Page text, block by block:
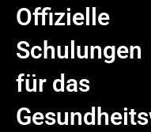
Offizielle
Schulungen
für das